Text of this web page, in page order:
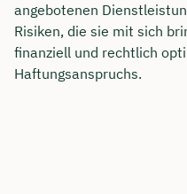
angebotenen
Risiken, die sie mit sich
finanziell und rechtlich
Haftungsanspruchs.